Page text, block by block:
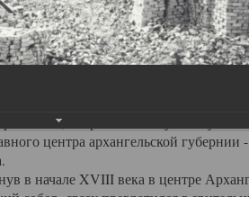
Архангельска
что Архангельск в большей
систематических
архитектуры. Больше всего по
религией, набравшая особую силу в
центра архангельской
XVIII века в центре